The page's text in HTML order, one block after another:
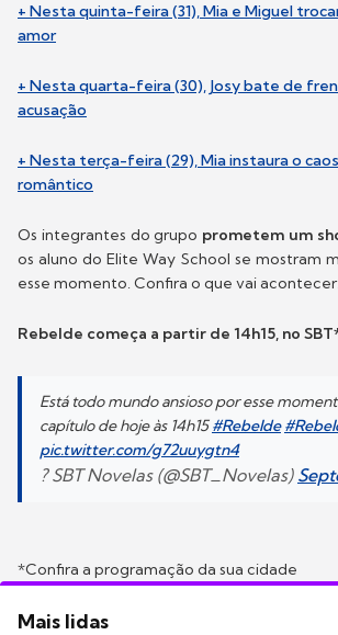
+ Nesta quinta-feira (31), Mia e Miguel
amor
+ Nesta quarta-feira (30), Josy bate de
acusação
+ Nesta terça-feira (29), Mia instaura o
romântico
Os integrantes do grupo prometem um
os aluno do Elite Way School se mostram
esse momento. Confira o que vai acontecer:
Rebelde começa a partir de 14h15, no
Está todo mundo ansioso por esse
capítulo de hoje às 14h15#Rebelde
pic.twitter.com/g72uuygtn4
? SBT Novelas (@SBT_Novelas)
*Confira a programação da sua cidade
Mais lidas